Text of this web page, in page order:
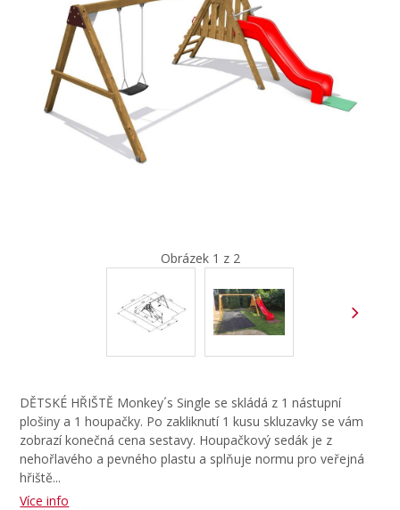
Obrázek 1 z 2
DĚTSKÉ HŘIŠTĚ Monkey´s Single se skládá z 1 nástupní
plošiny a 1 houpačky. Po zakliknutí 1 kusu skluzavky se vám
zobrazí konečná cena sestavy. Houpačkový sedák je z
nehořlavého a pevného plastu a splňuje normu pro veřejná
hřiště...
Více info